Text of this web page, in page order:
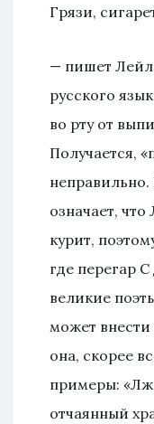
Грязи,
— пишет
русского
во рту от
Получается,
неправильно.
означает,
курит,
где перегар
великие
может
она, скорее
примеры:
отчаянный